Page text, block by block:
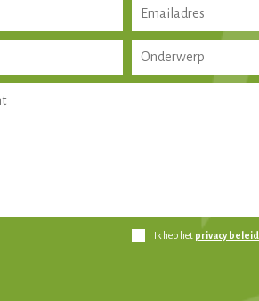
Ik heb het privacy beleid